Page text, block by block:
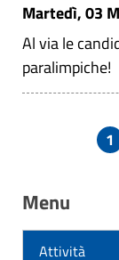
Martedì, 03
Al via le
paralimpiche!
1
Menu
Attività